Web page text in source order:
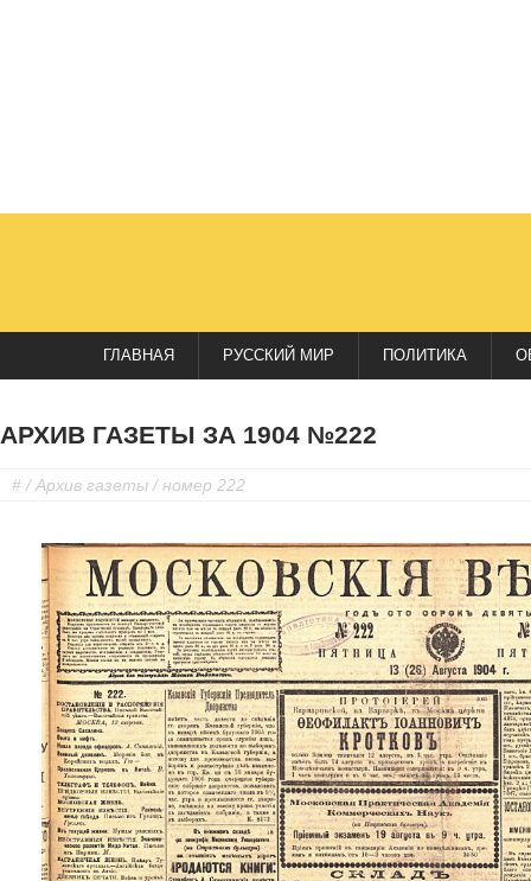
ГЛАВНАЯ РУССКИЙ МИР ПОЛИТИКА
АРХИВ ГАЗЕТЫ ЗА 1904 №222
# /Архив газеты / номер 222